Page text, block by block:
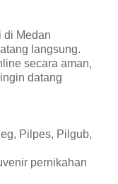
di Medan
langsung.
secara aman,
datang
Pilpes, Pilgub,
pernikahan